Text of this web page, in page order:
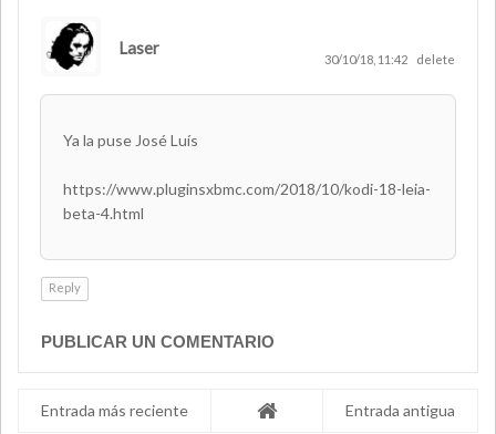
Laser
30/10/18, 11:42 delete
Ya la puse José Luís
https://www.pluginsxbmc.com/2018/10/kodi-18-leia-
beta-4.html
Reply
PUBLICAR UN COMENTARIO
Entrada más reciente Entrada antigua